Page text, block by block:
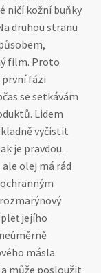
ničí kožní buňky
druhou stranu
film. Proto
první fázi
se setkávám
Lidem
vyčistit
je pravdou.
olej má rád
jejího
másla
může posloužit